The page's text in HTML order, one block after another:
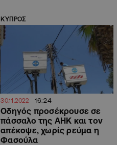
ΚΥΠΡΟΣ
30.11.2022 16:24
Οδηγός προσέκρουσε σε
πάσσαλο της ΑΗΚ και τον
απέκοψε, χωρίς ρεύμα η
Φασούλα